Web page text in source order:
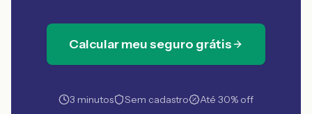
Calcular meu seguro grátis
3 minutos Sem cadastro Até 30% off